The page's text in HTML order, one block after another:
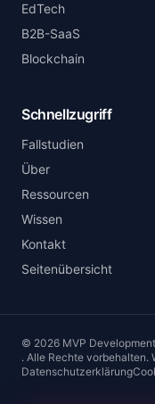
EdTech
B2B-SaaS
Blockchain
Schnellzugriff
Fallstudien
Über
Ressourcen
Wissen
Kontakt
Seitenübersicht
© 2026 MVP Development
. Alle Rechte vorbehalten.
Datenschutzerklärung